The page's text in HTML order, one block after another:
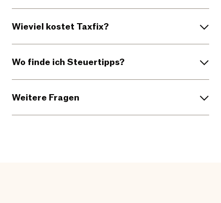
Wieviel kostet Taxfix?
Wo finde ich Steuertipps?
Weitere Fragen